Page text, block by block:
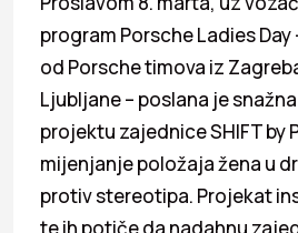
program Porsche Ladies
od Porsche timova iz
Ljubljane – poslana je
projektu zajednice SHIFT by
mijenjanje položaja žena u
protiv stereotipa. Projekat
te ih potiče da nadahnu